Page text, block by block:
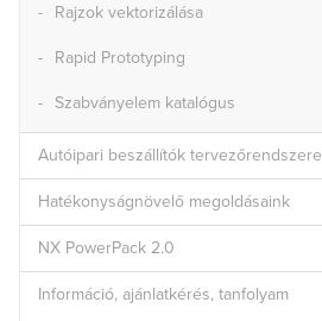
Rajzok vektorizálása
Rapid Prototyping
Szabványelem katalógus
Autóipari beszállítók tervezőrendszere
Hatékonyságnövelő megoldásaink
NX PowerPack 2.0
Információ, ajánlatkérés, tanfolyam